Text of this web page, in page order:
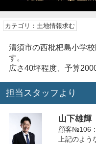
カテゴリ：土地情報求む
清須市の西枇杷島小学
す。
広さ40坪程度、予算
担当スタッフより
山下雄輝
顧客№106
上記のよ